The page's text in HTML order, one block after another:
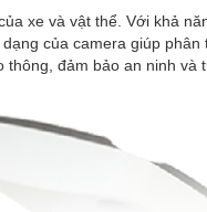
xe và vật thể. Với khả
của camera giúp
đảm bảo an ninh và